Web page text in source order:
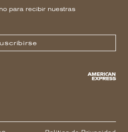
para recibir nuestras